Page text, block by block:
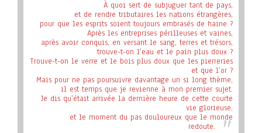
À quoi sert de subjuguer tant de pays,
et de rendre tributaires les nations étrangères,
pour que les esprits soient toujours embrasés de haine ?
Après les entreprises périlleuses et vaines,
après avoir conquis, en versant le sang, terres et trésors,
trouve-t-on l’eau et le pain plus doux ?
Trouve-t-on le verre et le bois plus doux que les pierreries
et que l’or ?
Mais pour ne pas poursuivre davantage un si long thème,
il est temps que je revienne à mon premier sujet.
Je dis qu’était arrivée la dernière heure de cette courte
vie glorieuse,
et le moment du pas douloureux que le monde
redoute.